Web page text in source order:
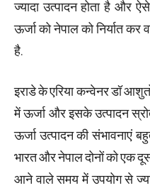
ज्यादा उत्पादन होता है और
ऊर्जा को नेपाल को निर्यात कर
है.
इराडे के एरिया कन्वेनर डॉ
में ऊर्जा और इसके उत्पादन
ऊर्जा उत्पादन की संभावनाएं
भारत और नेपाल दोनों को एक
आने वाले समय में उपयोग से